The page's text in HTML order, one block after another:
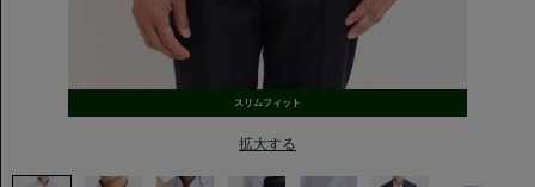
スリムフィット
拡大する